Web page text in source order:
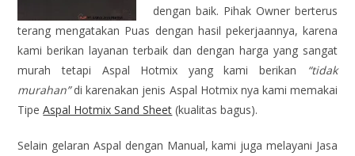
dengan baik. Pihak Owner berterus
terang mengatakan Puas dengan hasil pekerjaannya, karena
kami berikan layanan terbaik dan dengan harga yang sangat
murah tetapi Aspal Hotmix yang kami berikan
“tidak
murahan”di karenakan jenis Aspal Hotmix nya kami memakai
TipeAspal Hotmix Sand Sheet (kualitas bagus).
Selain gelaran Aspal dengan Manual, kami juga melayani Jasa